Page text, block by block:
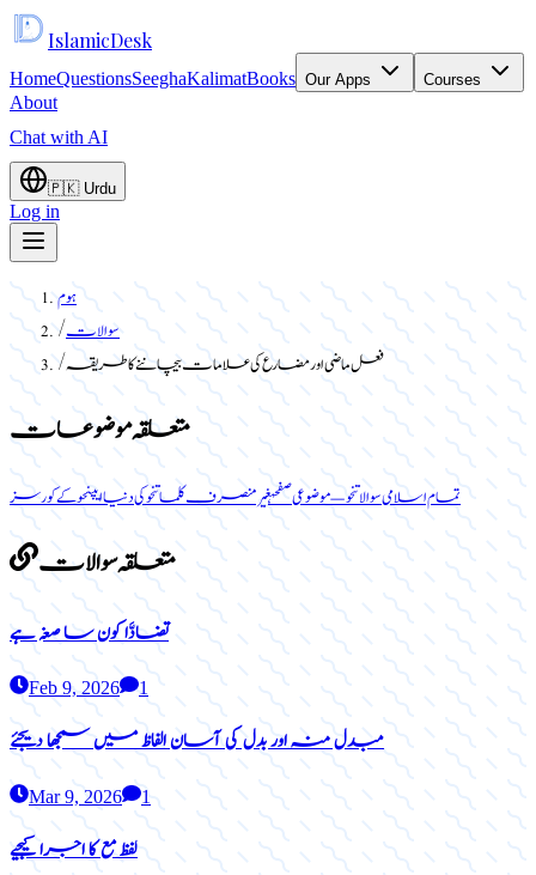
IslamicDesk
HomeQuestionsSeeghaKalimatBooks Our Apps Courses
About
Chat with AI
🇵🇰 Urdu
Log in
ہوم
/سوالات
/فعل ماضی اور مضارع کی علامات بیچاننے کا طریقہ
متعلقہ موضوعات
تمام اسلامی سوالاتنحو — موضوعی صفحہغیر منصرف کلماتنحو کی دنیا ایپنحو کے کورسز
متعلقہ سوالات
تضادَّا کون سا صغہ ہے
Feb 9, 2026 1
مبدل منہ اور بدل کی آسان الفاظ میں سمجھا دیجئے
Mar 9, 2026 1
لفظ مع کا اجرا کیجیے